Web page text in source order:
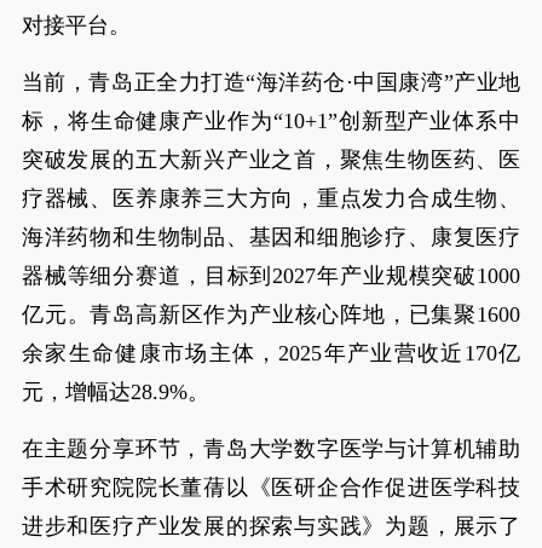
对接平台。
当前，青岛正全力打造“海洋药仓·中国康湾”产业地
标，将生命健康产业作为“10+1”创新型产业体系中
突破发展的五大新兴产业之首，聚焦生物医药、医
疗器械、医养康养三大方向，重点发力合成生物、
海洋药物和生物制品、基因和细胞诊疗、康复医疗
器械等细分赛道，目标到2027年产业规模突破1000
亿元。青岛高新区作为产业核心阵地，已集聚1600
余家生命健康市场主体，2025年产业营收近170亿
元，增幅达28.9%。
在主题分享环节，青岛大学数字医学与计算机辅助
手术研究院院长董蒨以《医研企合作促进医学科技
进步和医疗产业发展的探索与实践》为题，展示了